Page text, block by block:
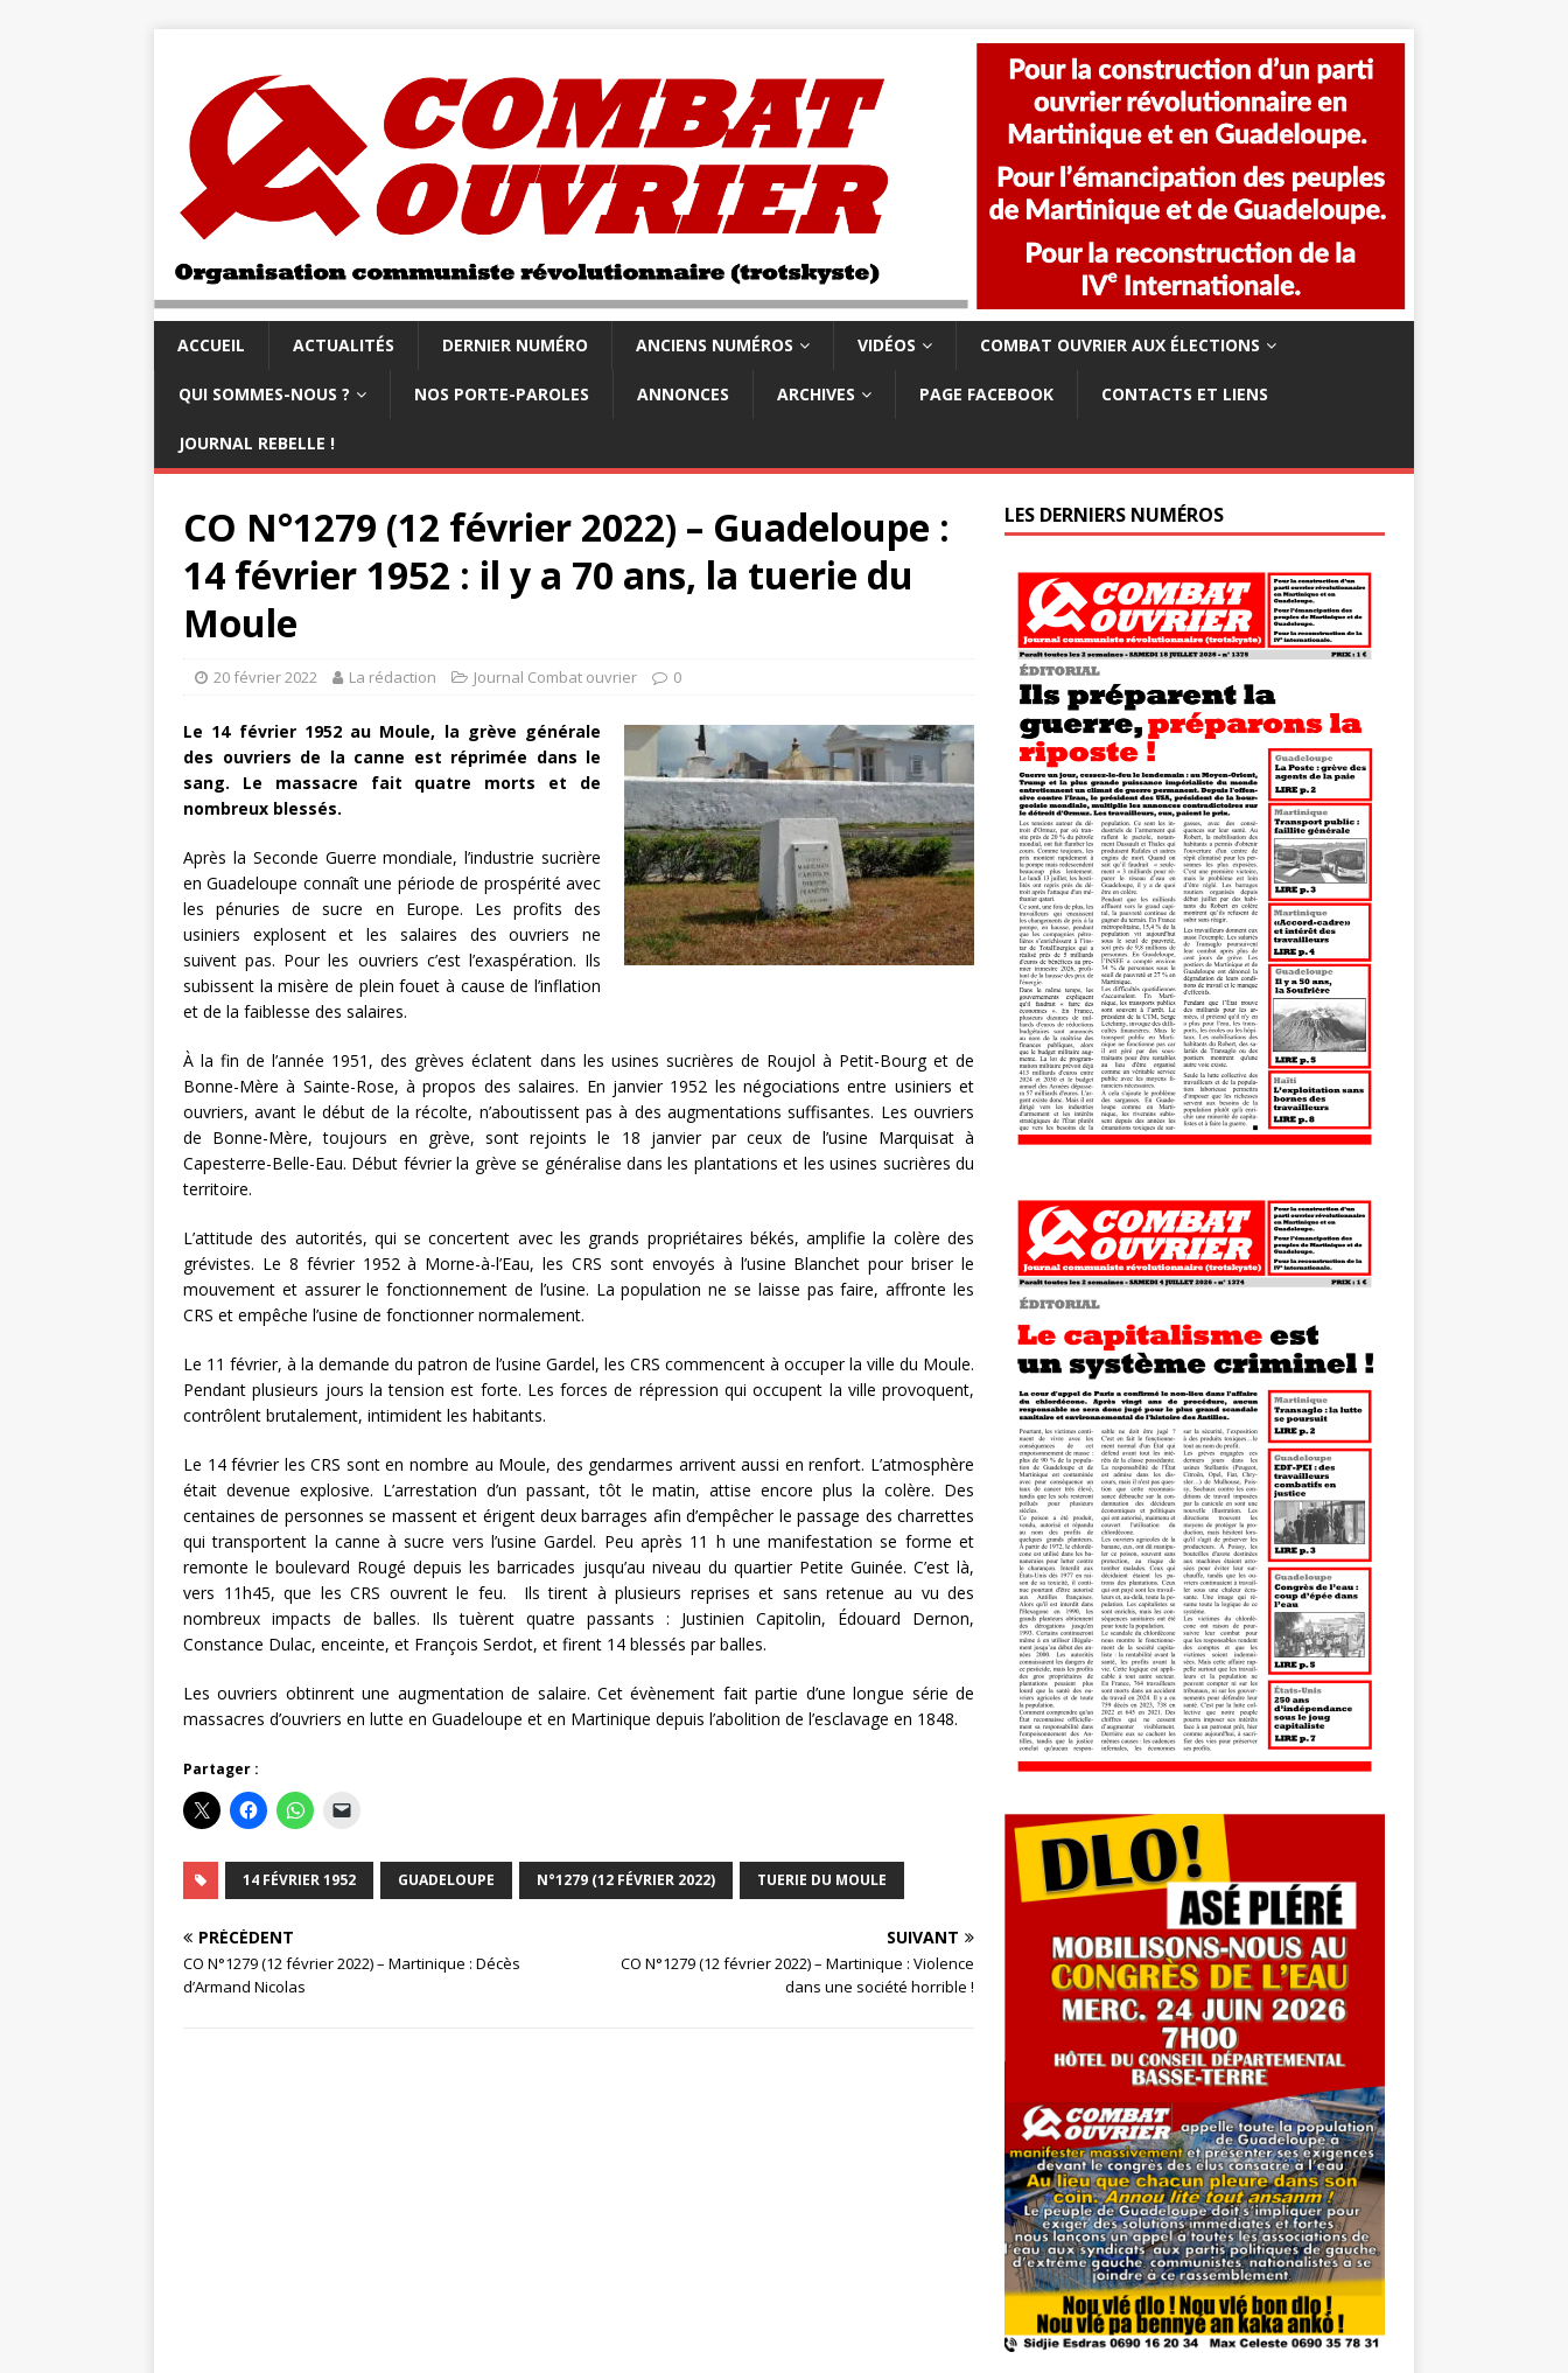
ACCUEIL ACTUALITÉS DERNIER NUMÉRO ANCIENS NUMÉROS VIDÉOS COMBAT OUVRIER AUX ÉLECTIONS
QUI SOMMES-NOUS ? NOS PORTE-PAROLES ANNONCES ARCHIVES PAGE FACEBOOK CONTACTS ET LIENS
JOURNAL REBELLE !
CO N°1279 (12 février 2022) – Guadeloupe :
14 février 1952 : il y a 70 ans, la tuerie du
Moule
20 février 2022 La rédaction Journal Combat ouvrier 0
Le 14 février 1952 au Moule, la grève générale
des ouvriers de la canne est réprimée dans le
sang. Le massacre fait quatre morts et de
nombreux blessés.
Après la Seconde Guerre mondiale, l’industrie sucrière
en Guadeloupe connaît une période de prospérité avec
les pénuries de sucre en Europe. Les profits des
usiniers explosent et les salaires des ouvriers ne
suivent pas. Pour les ouvriers c’est l’exaspération. Ils
subissent la misère de plein fouet à cause de l’inflation
et de la faiblesse des salaires.
À la fin de l’année 1951, des grèves éclatent dans les usines sucrières de Roujol à Petit-Bourg et de
Bonne-Mère à Sainte-Rose, à propos des salaires. En janvier 1952 les négociations entre usiniers et
ouvriers, avant le début de la récolte, n’aboutissent pas à des augmentations suffisantes. Les ouvriers
de Bonne-Mère, toujours en grève, sont rejoints le 18 janvier par ceux de l’usine Marquisat à
Capesterre-Belle-Eau. Début février la grève se généralise dans les plantations et les usines sucrières du
territoire.
L’attitude des autorités, qui se concertent avec les grands propriétaires békés, amplifie la colère des
grévistes. Le 8 février 1952 à Morne-à-l’Eau, les CRS sont envoyés à l’usine Blanchet pour briser le
mouvement et assurer le fonctionnement de l’usine. La population ne se laisse pas faire, affronte les
CRS et empêche l’usine de fonctionner normalement.
Le 11 février, à la demande du patron de l’usine Gardel, les CRS commencent à occuper la ville du Moule.
Pendant plusieurs jours la tension est forte. Les forces de répression qui occupent la ville provoquent,
contrôlent brutalement, intimident les habitants.
Le 14 février les CRS sont en nombre au Moule, des gendarmes arrivent aussi en renfort. L’atmosphère
était devenue explosive. L’arrestation d’un passant, tôt le matin, attise encore plus la colère. Des
centaines de personnes se massent et érigent deux barrages afin d’empêcher le passage des charrettes
qui transportent la canne à sucre vers l’usine Gardel. Peu après 11 h une manifestation se forme et
remonte le boulevard Rougé depuis les barricades jusqu’au niveau du quartier Petite Guinée. C’est là,
vers 11h45, que les CRS ouvrent le feu. Ils tirent à plusieurs reprises et sans retenue au vu des
nombreux impacts de balles. Ils tuèrent quatre passants : Justinien Capitolin, Édouard Dernon,
Constance Dulac, enceinte, et François Serdot, et firent 14 blessés par balles.
Les ouvriers obtinrent une augmentation de salaire. Cet évènement fait partie d’une longue série de
massacres d’ouvriers en lutte en Guadeloupe et en Martinique depuis l’abolition de l’esclavage en 1848.
Partager :
14 FÉVRIER 1952 GUADELOUPE N°1279 (12 FÉVRIER 2022) TUERIE DU MOULE
PRÉCÉDENT
CO N°1279 (12 février 2022) – Martinique : Décès
d’Armand Nicolas
SUIVANT
CO N°1279 (12 février 2022) – Martinique : Violence
dans une société horrible !
LES DERNIERS NUMÉROS